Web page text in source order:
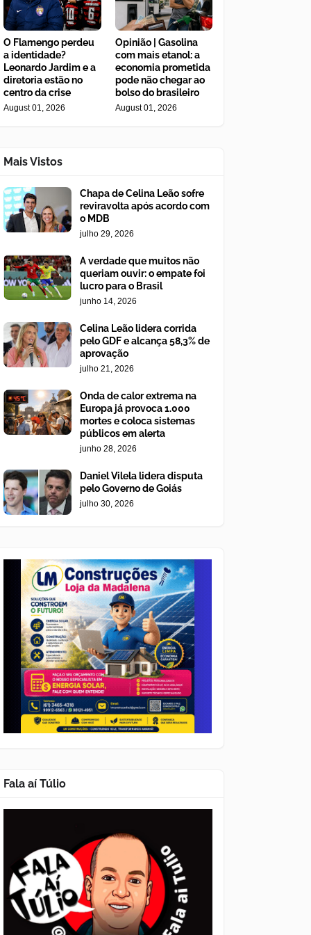
O Flamengo perdeu
a identidade?
Leonardo Jardim e a
diretoria estão no
centro da crise
August 01, 2026
Opinião | Gasolina
com mais etanol: a
economia prometida
pode não chegar ao
bolso do brasileiro
August 01, 2026
Mais Vistos
Chapa de Celina Leão sofre
reviravolta após acordo com
o MDB
julho 29, 2026
A verdade que muitos não
queriam ouvir: o empate foi
lucro para o Brasil
junho 14, 2026
Celina Leão lidera corrida
pelo GDF e alcança 58,3% de
aprovação
julho 21, 2026
Onda de calor extrema na
Europa já provoca 1.000
mortes e coloca sistemas
públicos em alerta
junho 28, 2026
Daniel Vilela lidera disputa
pelo Governo de Goiás
julho 30, 2026
Fala aí Túlio